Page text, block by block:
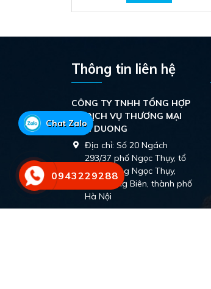
Thông tin liên hệ
CÔNG TY TNHH TỔNG HỢP
VÀ DỊCH VỤ THƯƠNG MẠI
NAM DUONG
Địa chỉ: Số 20 Ngách
293/37 phố Ngọc Thụy, tổ
10, phường Ngọc Thụy,
quận Long Biên, thành phố
Hà Nội
0943229288
Chat Zalo